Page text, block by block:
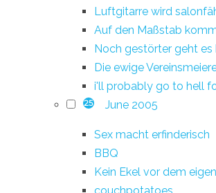
Luftgitarre wird
Auf den Maßstab
Noch gestörter geht es
Die ewige
i'll probably go to hell
25 June 2005
Sex macht erfinderisch
BBQ
Kein Ekel vor dem
couchpotatoes